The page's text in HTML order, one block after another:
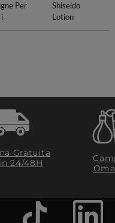
Per
Shiseido
Lotion
Gratuita
24/48H